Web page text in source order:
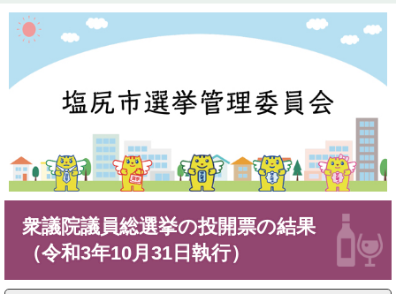
す
し
へ
衆議院議員総選挙の投開票の結果
（令和3年10月31日執行）